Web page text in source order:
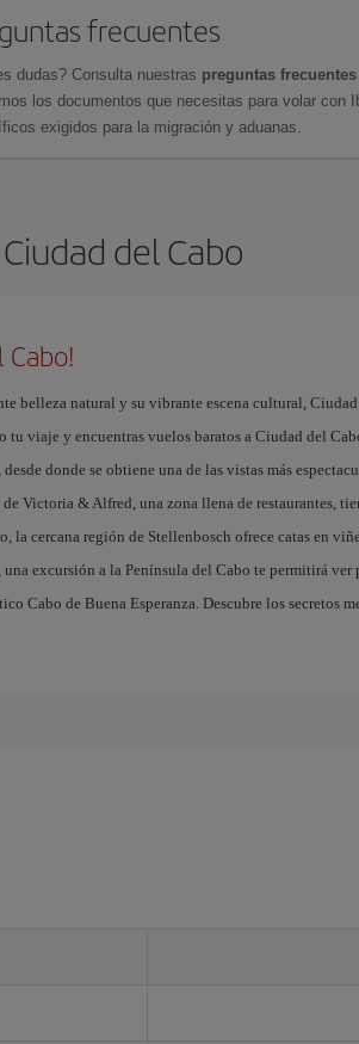
frecuentes
dudas? Consulta nuestras preguntas
los documentos que necesitas para volar con
exigidos para la migración y aduanas.
del Cabo
Cabo!
belleza natural y su vibrante escena cultural,
tu viaje y encuentras vuelos baratos a Ciudad del
donde se obtiene una de las vistas más
de Victoria & Alfred, una zona llena de restaurantes,
la cercana región de Stellenbosch ofrece catas en
excursión a la Península del Cabo te permitirá ver
Cabo de Buena Esperanza. Descubre los secretos